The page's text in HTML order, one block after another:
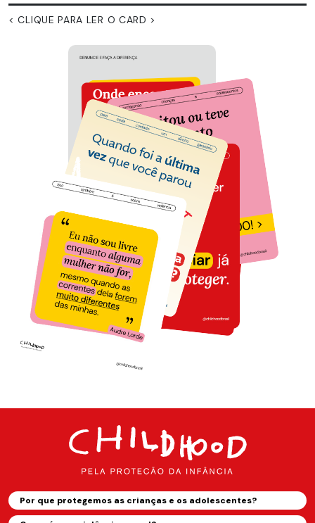
< CLIQUE PARA LER O CARD >
Por que protegemos as crianças e os adolescentes?